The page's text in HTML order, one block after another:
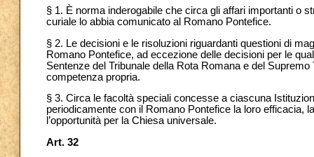
§ 1. È norma inderogabile che circa gli affari importanti o
curiale lo abbia comunicato al Romano Pontefice.
§ 2. Le decisioni e le risoluzioni riguardanti questioni di
Romano Pontefice, ad eccezione delle decisioni per le
Sentenze del Tribunale della Rota Romana e del
competenza propria.
§ 3. Circa le facoltà speciali concesse a ciascuna
periodicamente con il Romano Pontefice la loro efficacia,
l’opportunità per la Chiesa universale.
Art. 32